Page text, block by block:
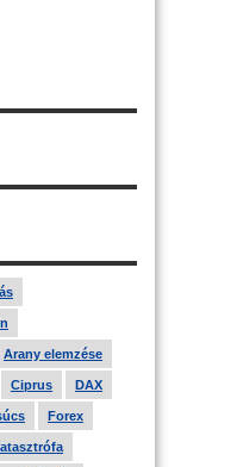
Arany elemzése
Ciprus DAX
Forex